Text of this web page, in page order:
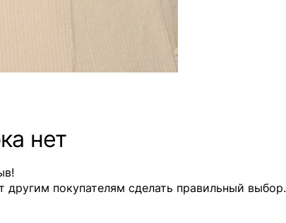
нет
покупателям сделать правильный выбор.